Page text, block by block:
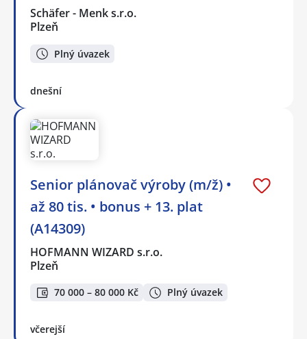
Schäfer - Menk s.r.o.
Plzeň
Plný úvazek
dnešní
Senior plánovač výroby (m/ž) •
až 80 tis. • bonus + 13. plat
(A14309)
HOFMANN WIZARD s.r.o.
Plzeň
70 000 – 80 000 Kč Plný úvazek
včerejší